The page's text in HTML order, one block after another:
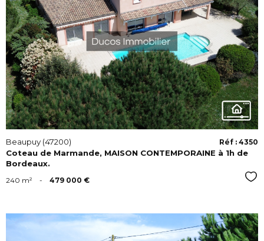
VOIR
Beaupuy (47200)
Coteau de Marmande, MAISON CONTEMPORAINE à 1h de
Bordeaux.
Réf : 4350
240 m² - 479 000 €